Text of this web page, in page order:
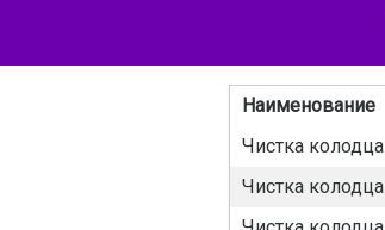
Наименование
Чистка колодца
Чистка колодца